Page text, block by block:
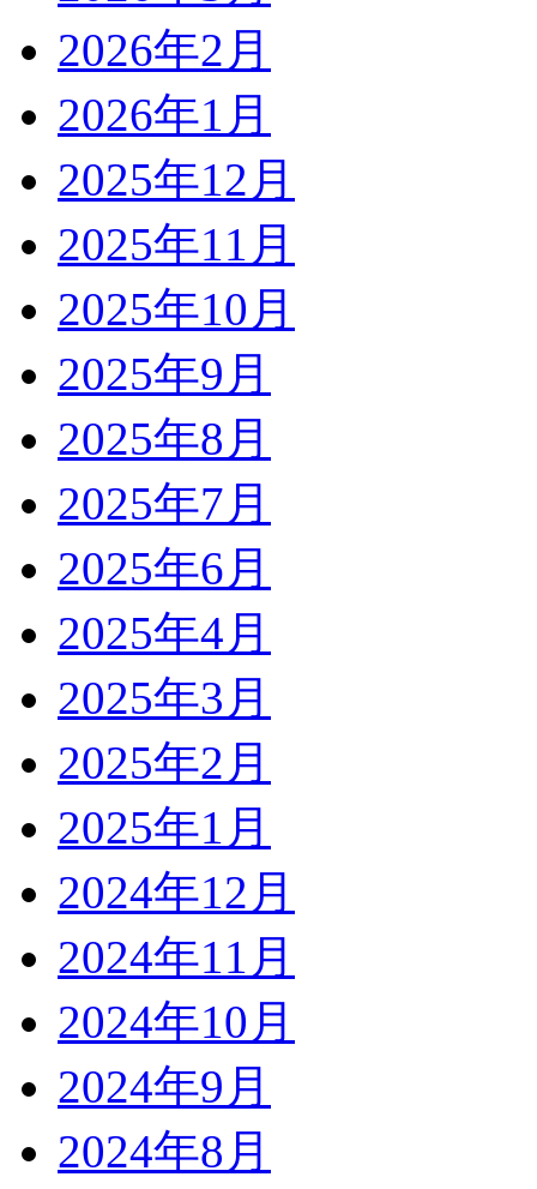
2026年2月
2026年1月
2025年12月
2025年11月
2025年10月
2025年9月
2025年8月
2025年7月
2025年6月
2025年4月
2025年3月
2025年2月
2025年1月
2024年12月
2024年11月
2024年10月
2024年9月
2024年8月